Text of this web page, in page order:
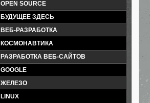
OPEN SOURCE
БУДУЩЕЕ ЗДЕСЬ
ВЕБ-РАЗРАБОТКА
КОСМОНАВТИКА
РАЗРАБОТКА ВЕБ-САЙТОВ
GOOGLE
ЖЕЛЕЗО
LINUX